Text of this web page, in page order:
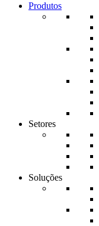
Produtos
Setores
Soluções